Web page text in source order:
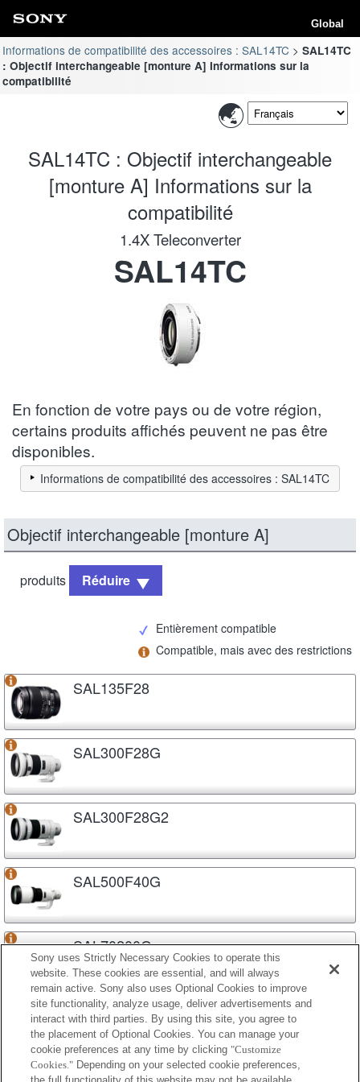
Global
Informations de compatibilité des accessoires : SAL14TC
SAL14TC
: Objectif interchangeable [monture A] Informations sur la
compatibilité
SAL14TC : Objectif interchangeable
[monture A] Informations sur la
compatibilité
1.4X Teleconverter
SAL14TC
En fonction de votre pays ou de votre région,
certains produits affichés peuvent ne pas être
disponibles.
Informations de compatibilité des accessoires : SAL14TC
Objectif interchangeable [monture A]
produits Réduire
Entièrement compatible
Compatible, mais avec des restrictions
SAL135F28
SAL300F28G
SAL300F28G2
SAL500F40G
SAL70200G
SAL70200G2
SAL70400G
Sony uses Strictly Necessary Cookies to operate this
website. These cookies are essential, and will always
remain active. Sony also uses Optional Cookies to improve
site functionality, analyze usage, deliver advertisements and
interact with third parties. By using this site, you agree to
the placement of Optional Cookies. You can manage your
cookie preferences at any time by clicking "Customize
Cookies." Depending on your selected cookie preferences,